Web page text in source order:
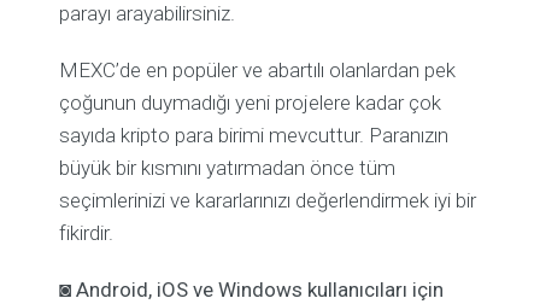
parayı arayabilirsiniz.
MEXC’de en popüler ve abartılı olanlardan pek
çoğunun duymadığı yeni projelere kadar çok
sayıda kripto para birimi mevcuttur. Paranızın
büyük bir kısmını yatırmadan önce tüm
seçimlerinizi ve kararlarınızı değerlendirmek iyi bir
fikirdir.
◙ Android, iOS ve Windows kullanıcıları için